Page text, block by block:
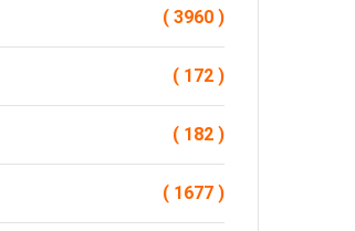
( 3960 )
( 172 )
( 182 )
( 1677 )